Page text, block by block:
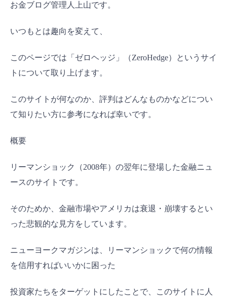
お金ブログ管理人上山です。
いつもとは趣向を変えて、
このページでは「ゼロヘッジ」（ZeroHedge）というサイ
トについて取り上げます。
このサイトが何なのか、評判はどんなものかなどについ
て知りたい方に参考になれば幸いです。
概要
リーマンショック（2008年）の翌年に登場した金融ニュ
ースのサイトです。
そのためか、金融市場やアメリカは衰退・崩壊するとい
った悲観的な見方をしています。
ニューヨークマガジンは、リーマンショックで何の情報
を信用すればいいかに困った
投資家たちをターゲットにしたことで、このサイトに人